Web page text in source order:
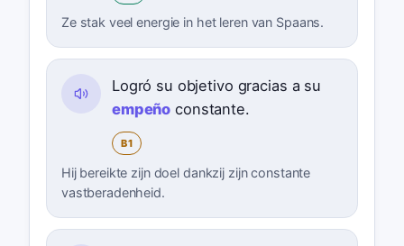
Ze stak veel energie in het leren van Spaans.
Logró su objetivo gracias a su
empeño constante.
B1
Hij bereikte zijn doel dankzij zijn constante
vastberadenheid.